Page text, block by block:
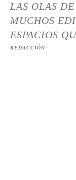
LAS OLAS
MUCHOS
ESPACIOS
REDACCIÓN